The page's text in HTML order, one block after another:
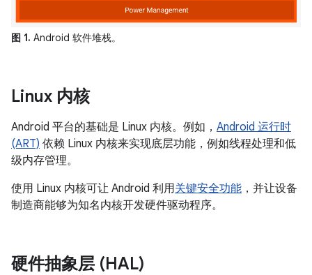
图 1. Android 软件堆栈。
Linux 内核
Android 平台的基础是 Linux 内核。例如， Android 运行时
(ART) 依赖 Linux 内核来实现底层功能，例如线程处理和低
级内存管理。
使用 Linux 内核可让 Android 利用关键安全功能 ，并让设备
制造商能够为知名内核开发硬件驱动程序。
硬件抽象层 (HAL)